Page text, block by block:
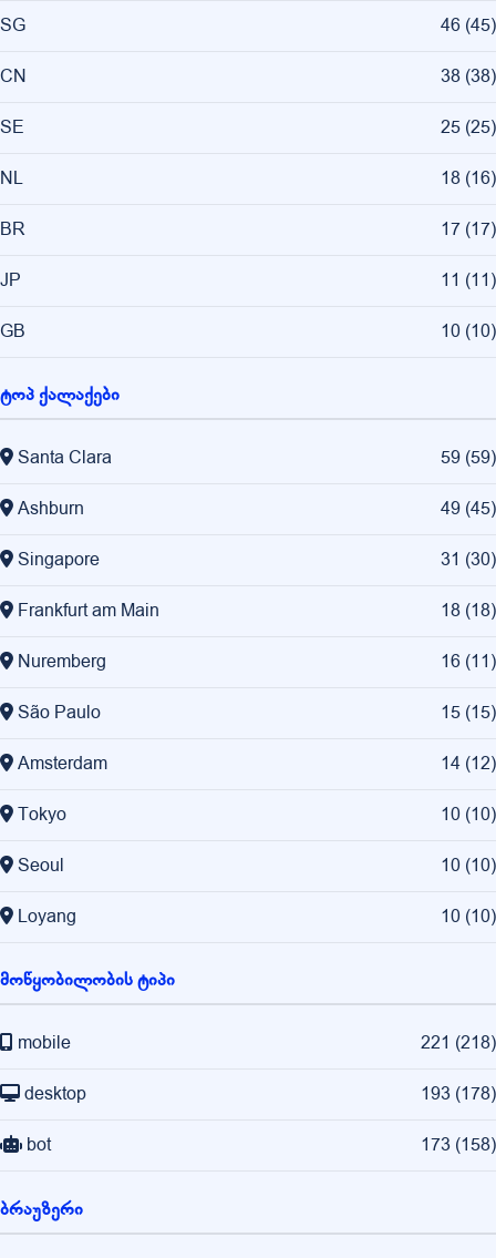
SG 46 (45)
CN 38 (38)
SE 25 (25)
NL 18 (16)
BR 17 (17)
JP 11 (11)
GB 10 (10)
ტოპ ქალაქები
Santa Clara 59 (59)
Ashburn 49 (45)
Singapore 31 (30)
Frankfurt am Main 18 (18)
Nuremberg 16 (11)
São Paulo 15 (15)
Amsterdam 14 (12)
Tokyo 10 (10)
Seoul 10 (10)
Loyang 10 (10)
მოწყობილობის ტიპი
mobile 221 (218)
desktop 193 (178)
bot 173 (158)
ბრაუზერი